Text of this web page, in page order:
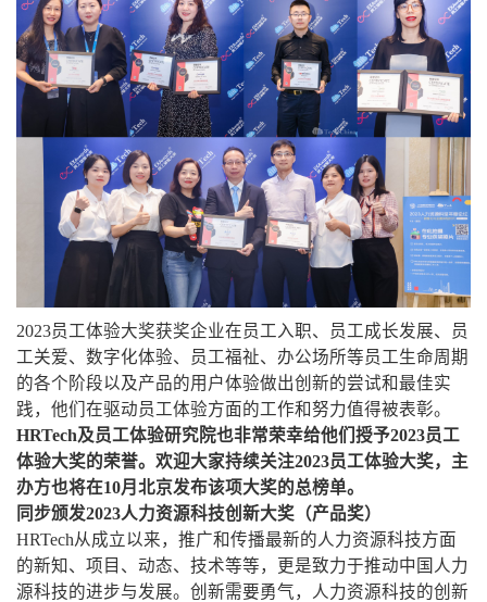
2023员工体验大奖获奖企业在员工入职、员工成长发展、员
工关爱、数字化体验、员工福祉、办公场所等员工生命周期
的各个阶段以及产品的用户体验做出创新的尝试和最佳实
践，他们在驱动员工体验方面的工作和努力值得被表彰。
HRTech及员工体验研究院也非常荣幸给他们授予2023员工
体验大奖的荣誉。欢迎大家持续关注2023员工体验大奖，主
办方也将在10月北京发布该项大奖的总榜单。
同步颁发2023人力资源科技创新大奖（产品奖）
HRTech从成立以来，推广和传播最新的人力资源科技方面
的新知、项目、动态、技术等等，更是致力于推动中国人力
源科技的进步与发展。创新需要勇气，人力资源科技的创新